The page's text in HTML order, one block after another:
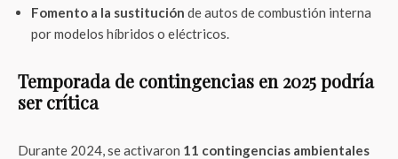
Fomento a la sustitución de autos de combustión interna
por modelos híbridos o eléctricos.
Temporada de contingencias en 2025 podría
ser crítica
Durante 2024, se activaron 11 contingencias ambientales